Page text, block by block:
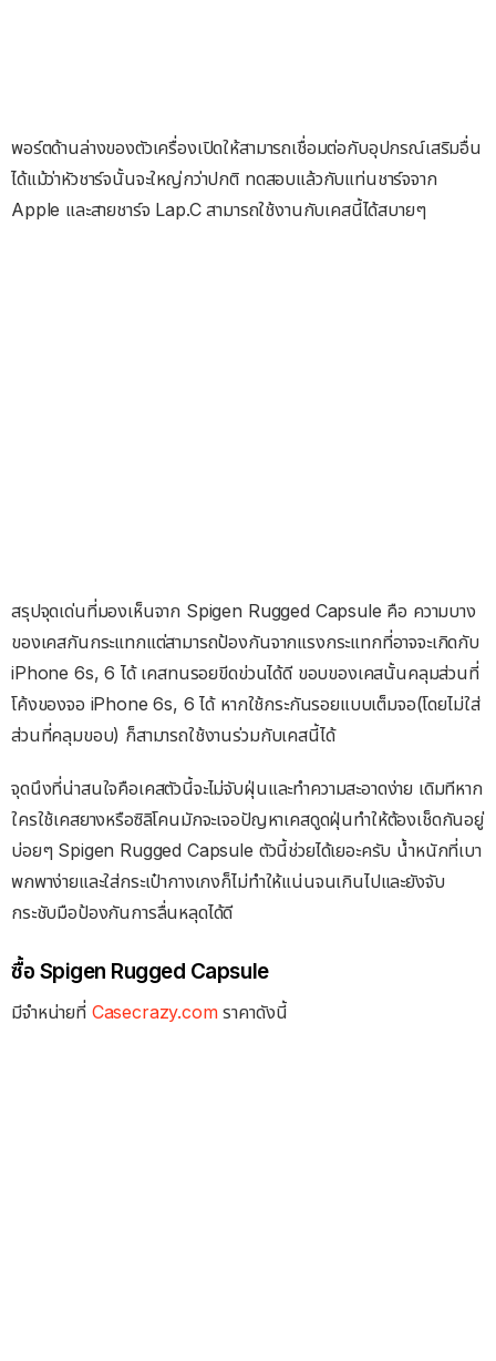
พอร์ตด้านล่างของตัวเครื่องเปิดให้สามารถเชื่อมต่อกับอุปกรณ์เสริมอื่น
ได้แม้ว่าหัวชาร์จนั้นจะใหญ่กว่าปกติ ทดสอบแล้วกับแท่นชาร์จจาก
Apple และสายชาร์จ Lap.C สามารถใช้งานกับเคสนี้ได้สบายๆ
สรุปจุดเด่นที่มองเห็นจาก Spigen Rugged Capsule คือ ความบาง
ของเคสกันกระแทกแต่สามารถป้องกันจากแรงกระแทกที่อาจจะเกิดกับ
iPhone 6s, 6 ได้ เคสทนรอยขีดข่วนได้ดี ขอบของเคสนั้นคลุมส่วนที่
โค้งของจอ iPhone 6s, 6 ได้ หากใช้กระกันรอยแบบเต็มจอ(โดยไม่ใส่
ส่วนที่คลุมขอบ) ก็สามารถใช้งานร่วมกับเคสนี้ได้
จุดนึงที่น่าสนใจคือเคสตัวนี้จะไม่จับฝุ่นและทำความสะอาดง่าย เดิมทีหาก
ใครใช้เคสยางหรือซิลิโคนมักจะเจอปัญหาเคสดูดฝุ่นทำให้ต้องเช็ดกันอยู่
บ่อยๆ Spigen Rugged Capsule ตัวนี้ช่วยได้เยอะครับ น้ำหนักที่เบา
พกพาง่ายและใส่กระเป๋ากางเกงก็ไม่ทำให้แน่นจนเกินไปและยังจับ
กระชับมือป้องกันการลื่นหลุดได้ดี
ซื้อ Spigen Rugged Capsule
มีจำหน่ายที่ Casecrazy.comราคาดังนี้